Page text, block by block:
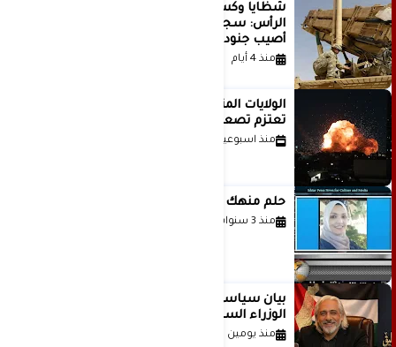
شظايا وكسور في العظام وإصابات في
الرأس: سجلات جديدة تكشف كيف
أصيب جنود أمريكيون في الحرب الإيرانية
منذ 4 أيام
الولايات المتحدة أبلغت إسرائيل بأنها
تعتزم تصعيد هجماتها على إيران
منذ اسبوعين
حلم منهك للشاعرة رانيا فخري موسى
منذ 3 سنوات
بيان سياسي رداً على موقف مجلس
الوزراء السعودي
منذ يومين